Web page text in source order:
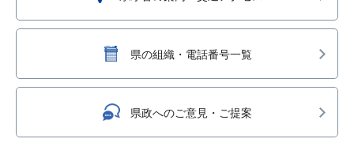
県の組織・電話番号一覧
県政へのご意見・ご提案